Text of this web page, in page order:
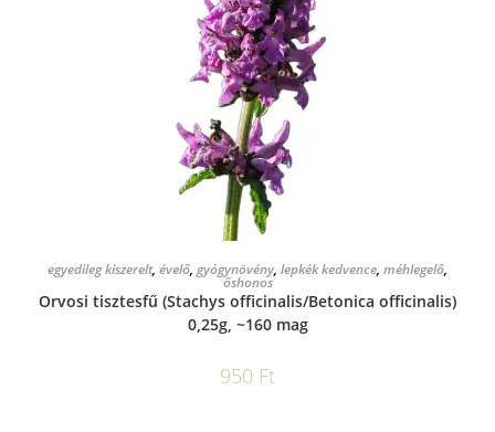
KOSÁRBA TESZEM
egyedileg kiszerelt, évelő, gyógynövény, lepkék kedvence, méhlegelő,
őshonos
Orvosi tisztesfű (Stachys officinalis/Betonica officinalis)
0,25g, ~160 mag
950 Ft